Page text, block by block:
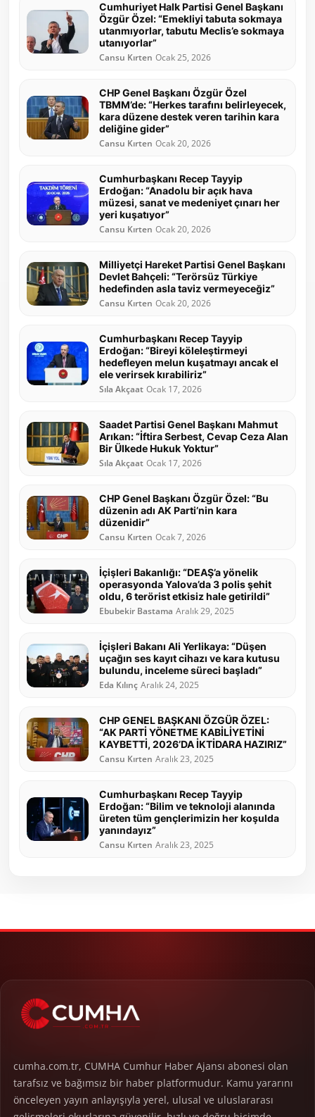
Cumhuriyet Halk Partisi Genel Başkanı
Özgür Özel: “Emekliyi tabuta sokmaya
utanmıyorlar, tabutu Meclis’e sokmaya
utanıyorlar”
Cansu Kırten Ocak 25, 2026
CHP Genel Başkanı Özgür Özel
TBMM’de: “Herkes tarafını belirleyecek,
kara düzene destek veren tarihin kara
deliğine gider”
Cansu Kırten Ocak 20, 2026
Cumhurbaşkanı Recep Tayyip
Erdoğan: “Anadolu bir açık hava
müzesi, sanat ve medeniyet çınarı her
yeri kuşatıyor”
Cansu Kırten Ocak 20, 2026
Milliyetçi Hareket Partisi Genel Başkanı
Devlet Bahçeli: “Terörsüz Türkiye
hedefinden asla taviz vermeyeceğiz”
Cansu Kırten Ocak 20, 2026
Cumhurbaşkanı Recep Tayyip
Erdoğan: “Bireyi köleleştirmeyi
hedefleyen melun kuşatmayı ancak el
ele verirsek kırabiliriz”
Sıla Akçaat Ocak 17, 2026
Saadet Partisi Genel Başkanı Mahmut
Arıkan: “İftira Serbest, Cevap Ceza Alan
Bir Ülkede Hukuk Yoktur”
Sıla Akçaat Ocak 17, 2026
CHP Genel Başkanı Özgür Özel: “Bu
düzenin adı AK Parti’nin kara
düzenidir”
Cansu Kırten Ocak 7, 2026
İçişleri Bakanlığı: “DEAŞ’a yönelik
operasyonda Yalova’da 3 polis şehit
oldu, 6 terörist etkisiz hale getirildi”
Ebubekir Bastama Aralık 29, 2025
İçişleri Bakanı Ali Yerlikaya: “Düşen
uçağın ses kayıt cihazı ve kara kutusu
bulundu, inceleme süreci başladı”
Eda Kılınç Aralık 24, 2025
CHP GENEL BAŞKANI ÖZGÜR ÖZEL:
“AK PARTİ YÖNETME KABİLİYETİNİ
KAYBETTİ, 2026’DA İKTİDARA HAZIRIZ”
Cansu Kırten Aralık 23, 2025
Cumhurbaşkanı Recep Tayyip
Erdoğan: “Bilim ve teknoloji alanında
üreten tüm gençlerimizin her koşulda
yanındayız”
Cansu Kırten Aralık 23, 2025
cumha.com.tr, CUMHA Cumhur Haber Ajansı abonesi olan
tarafsız ve bağımsız bir haber platformudur. Kamu yararını
önceleyen yayın anlayışıyla yerel, ulusal ve uluslararası